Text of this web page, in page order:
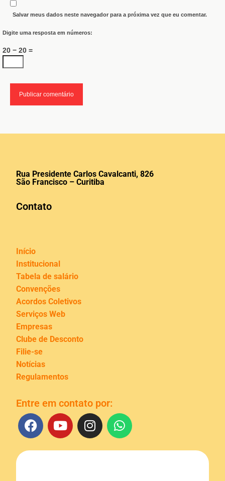
Salvar meus dados neste navegador para a próxima vez que eu comentar.
Digite uma resposta em números:
20 − 20 =
Rua Presidente Carlos Cavalcanti, 826
São Francisco – Curitiba
Contato
Início
Institucional
Tabela de salário
Convenções
Acordos Coletivos
Serviços Web
Empresas
Clube de Desconto
Filie-se
Notícias
Regulamentos
Entre em contato por: